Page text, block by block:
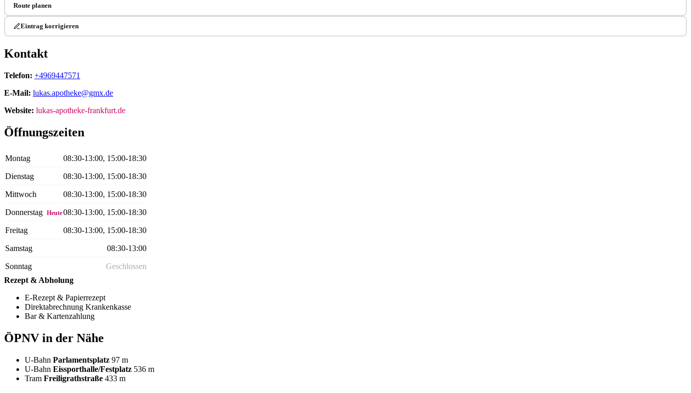
Route planen
Eintrag korrigieren
Kontakt
Telefon: +4969447571
E-Mail: lukas.apotheke@gmx.de
Website: lukas-apotheke-frankfurt.de
Öffnungszeiten
Montag 08:30-13:00, 15:00-18:30
Dienstag 08:30-13:00, 15:00-18:30
Mittwoch 08:30-13:00, 15:00-18:30
Donnerstag Heute08:30-13:00, 15:00-18:30
Freitag 08:30-13:00, 15:00-18:30
Samstag 08:30-13:00
Sonntag
Geschlossen
Rezept & Abholung
E-Rezept & Papierrezept
Direktabrechnung Krankenkasse
Bar & Kartenzahlung
ÖPNV in der Nähe
U-Bahn Parlamentsplatz 97 m
U-Bahn Eissporthalle/Festplatz 536 m
Tram Freiligrathstraße 433 m